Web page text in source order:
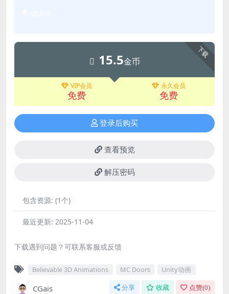
下载
15.5金币
VIP会员
免费
永久会员
免费
登录后购买
查看预览
解压密码
包含资源: (1个)
最近更新: 2025-11-04
下载遇到问题？可联系客服或反馈
Believable 3D Animations MC Doors Unity动画
CGais 分享 收藏 点赞(0)